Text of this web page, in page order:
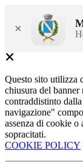
×
Questo sito utilizza
chiusura del banner
contraddistinto
navigazione"
assenza di cookie
sopracitati.
COOKIE POLICY